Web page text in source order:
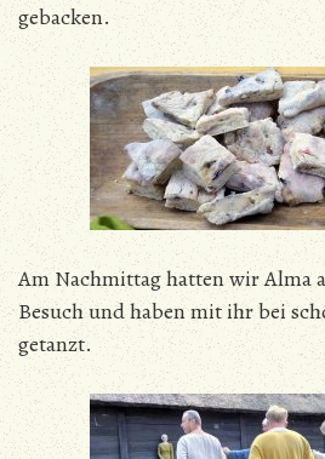
gebacken.
Am Nachmittag hatten wir Alma
Besuch und haben mit ihr bei
getanzt.